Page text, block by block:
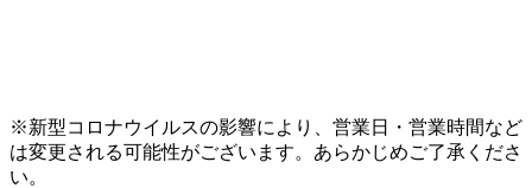
※新型コロナウイルスの影響により、営業日・営業時間など
は変更される可能性がございます。あらかじめご了承くださ
い。